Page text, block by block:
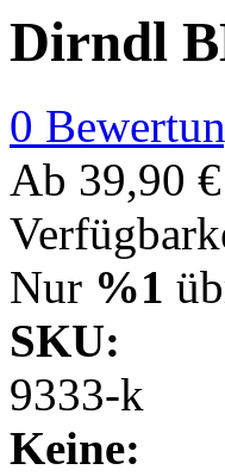
Dirndl
0
Ab 39,90 €
Nur %1
SKU:
9333-k
Keine: